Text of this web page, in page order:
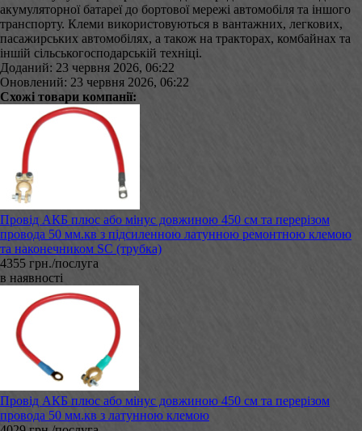
акумуляторної батареї до бортової мережі автомобіля та іншого
транспорту. Клеми використовуються в вантажних, легкових,
пасажирських автомобілях, а також на тракторах, комбайнах та
іншій сільськогосподарській техніці.
Доданий: 23 червня 2026, 06:22
Оновлений: 23 червня 2026, 06:22
Схожі товари компанії:
Провід АКБ плюс або мінус довжиною 450 см та перерізом
провода 50 мм.кв з підсиленною латунною ремонтною клемою
та наконечником SC (трубка)
4355 грн./послуга
в наявності
Провід АКБ плюс або мінус довжиною 450 см та перерізом
провода 50 мм.кв з латунною клемою